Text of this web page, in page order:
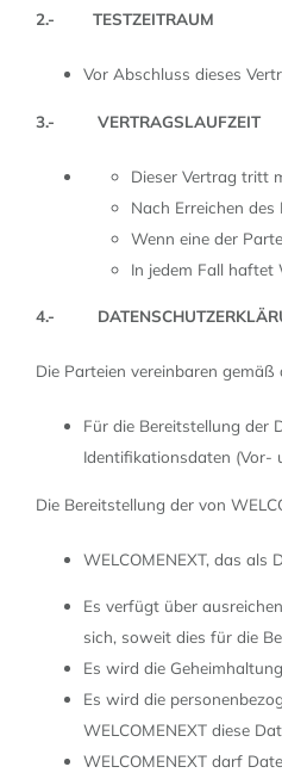
2.- TESTZEITRAUM
Vor Abschluss dieses
3.- VERTRAGSLAUFZEIT
Dieser Vertrag tritt
Nach Erreichen
Wenn eine der
In jedem Fall haftet
4.-
Die Parteien vereinbaren
Für die Bereitstellung der
Identifikationsdaten (Vor-
Die Bereitstellung der von
WELCOMENEXT, das
Es verfügt über
sich, soweit dies für die
Es wird die
Es wird die
WELCOMENEXT diese
WELCOMENEXT darf